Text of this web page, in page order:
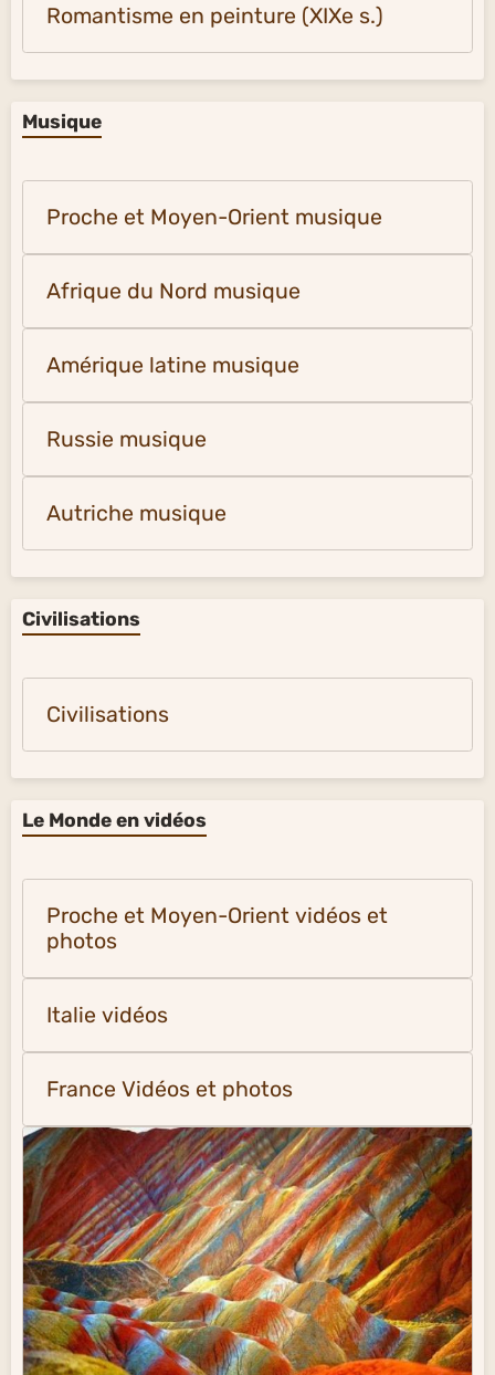
Romantisme en peinture (XIXe s.)
Musique
Proche et Moyen-Orient musique
Afrique du Nord musique
Amérique latine musique
Russie musique
Autriche musique
Civilisations
Civilisations
Le Monde en vidéos
Proche et Moyen-Orient vidéos et
photos
Italie vidéos
France Vidéos et photos